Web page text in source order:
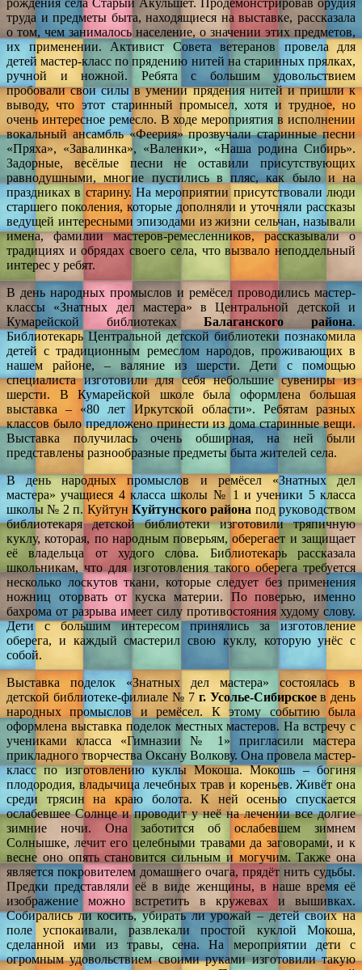
труда и предметы быта, находящиеся на выставке, рассказала
о том, чем занималось население, о значении этих предметов,
их применении. Активист Совета ветеранов провела для
детей мастер-класс по прядению нитей на старинных прялках,
ручной и ножной. Ребята с большим удовольствием
пробовали свои силы в умении прядения нитей и пришли к
выводу, что этот старинный промысел, хотя и трудное, но
очень интересное ремесло. В ходе мероприятия в исполнении
вокальный ансамбль «Феерия» прозвучали старинные песни
«Пряха», «Завалинка», «Валенки», «Наша родина Сибирь».
Задорные, весёлые песни не оставили присутствующих
равнодушными, многие пустились в пляс, как было и на
праздниках в старину. На мероприятии присутствовали люди
старшего поколения, которые дополняли и уточняли рассказы
ведущей интересными эпизодами из жизни сельчан, называли
имена, фамилии мастеров-ремесленников, рассказывали о
традициях и обрядах своего села, что вызвало неподдельный
интерес у ребят.
В день народных промыслов и ремёсел проводились мастер-
классы «Знатных дел мастера» в Центральной детской и
Кумарейской библиотекахБалаганского района.
Библиотекарь Центральной детской библиотеки познакомила
детей с традиционным ремеслом народов, проживающих в
нашем районе, – валяние из шерсти. Дети с помощью
специалиста изготовили для себя небольшие сувениры из
шерсти. В Кумарейской школе была оформлена большая
выставка – «80 лет Иркутской области». Ребятам разных
классов было предложено принести из дома старинные вещи.
Выставка получилась очень обширная, на ней были
представлены разнообразные предметы быта жителей села.
В день народных промыслов и ремёсел «Знатных дел
мастера» учащиеся 4 класса школы № 1 и ученики 5 класса
школы № 2 п. Куйтун Куйтунского района под руководством
библиотекаря детской библиотеки изготовили тряпичную
куклу, которая, по народным поверьям, оберегает и защищает
её владельца от худого слова. Библиотекарь рассказала
школьникам, что для изготовления такого оберега требуется
несколько лоскутов ткани, которые следует без применения
ножниц оторвать от куска материи. По поверью, именно
бахрома от разрыва имеет силу противостояния худому слову.
Дети с большим интересом принялись за изготовление
оберега, и каждый смастерил свою куклу, которую унёс с
собой.
Выставка поделок «Знатных дел мастера» состоялась в
детской библиотеке-филиале № 7 г. Усолье-Сибирскоев день
народных промыслов и ремёсел. К этому событию была
оформлена выставка поделок местных мастеров. На встречу с
учениками класса «Гимназии № 1» пригласили мастера
прикладного творчества Оксану Волкову. Она провела мастер-
класс по изготовлению куклы Мокоша. Мокошь – богиня
плодородия, владычица лечебных трав и кореньев. Живёт она
среди трясин на краю болота. К ней осенью спускается
ослабевшее Солнце и проводит у неё на лечении все долгие
зимние ночи. Она заботится об ослабевшем зимнем
Солнышке, лечит его целебными травами да заговорами, и к
весне оно опять становится сильным и могучим. Также она
является покровителем домашнего очага, прядёт нить судьбы.
Предки представляли её в виде женщины, в наше время её
изображение можно встретить в кружевах и вышивках.
Собирались ли косить, убирать ли урожай – детей своих на
поле успокаивали, развлекали простой куклой Мокоша,
сделанной ими из травы, сена. На мероприятии дети с
огромным удовольствием своими руками изготовили такую